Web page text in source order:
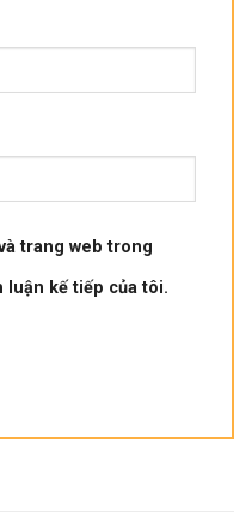
trang web trong
kế tiếp của tôi.